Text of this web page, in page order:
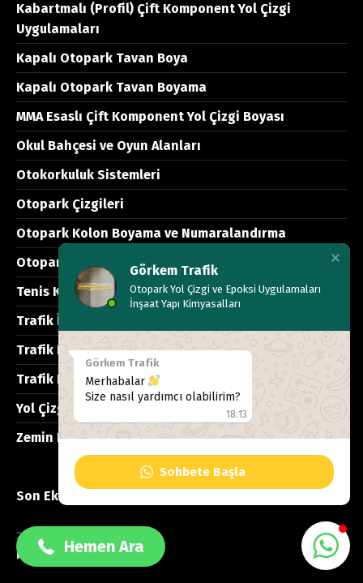
Görkem Trafik
Otopark Yol Çizgi ve Epoksi Uygulamaları
İnşaat Yapı Kimyasalları
Görkem Trafik
Merhabalar
Size nasıl yardımcı olabilirim?
18:13
Sohbete Başla
Kabartmalı (Profil) Çift Komponent Yol Çizgi
Uygulamaları
Kapalı Otopark Tavan Boya
Kapalı Otopark Tavan Boyama
MMA Esaslı Çift Komponent Yol Çizgi Boyası
Okul Bahçesi ve Oyun Alanları
Otokorkuluk Sistemleri
Otopark Çizgileri
Otopark Kolon Boyama ve Numaralandırma
Otopark Yol Çizgisi Uygulamaları
Tenis Kort Boyama
Trafik İşleri Danışmanlık Hizmetleri
Trafik Levhaları
Trafik Projeleri Hazırlanması
Yol Çizgileri
Zemin Kaplama
Son Eklenenler
29 Temmuz 2026
Pendik Beton Parlatma
0533 137 99 40
Hemen Ara